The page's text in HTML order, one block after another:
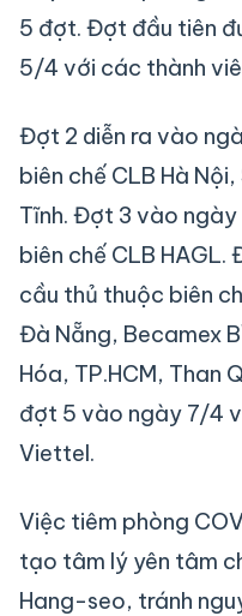
5 đợt. Đợt đầu tiên
5/4 với các thành
Đợt 2 diễn ra vào
biên chế CLB Hà
Tĩnh. Đợt 3 vào
biên chế CLB
cầu thủ thuộc biên
Đà Nẵng, Becamex
Hóa, TP.HCM, Than
đợt 5 vào ngày 7/4
Viettel.
Việc tiêm phòng
tạo tâm lý yên tâm
Hang-seo, tránh